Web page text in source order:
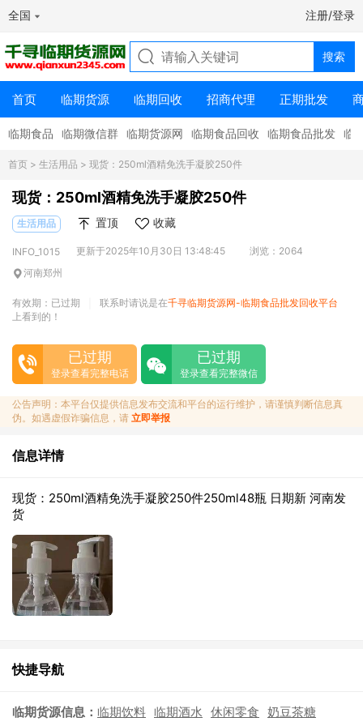
全国 注册/登录
首页 临期货源 临期回收 招商代理 正期批发
临期食品 临期微信群 临期货源网 临期食品回收 临期食品批发 临
首页 > 生活用品 > 现货：250ml酒精免洗手凝胶250件
现货：250ml酒精免洗手凝胶250件
生活用品 置顶 收藏
INFO_1015 更新于2025年10月30日 13:48:45
浏览：2064
河南郑州
有效期：已过期 联系时请说是在千寻临期货源网-临期食品批发回收平台
上看到的！
已过期
登录查看完整电话
已过期
登录查看完整微信
公告声明：本平台仅提供信息发布交流和平台的运行维护，请谨慎判断信息真
伪。如遇虚假诈骗信息，请 立即举报
信息详情
现货：250ml酒精免洗手凝胶250件250ml48瓶 日期新 河南发
货
快捷导航
临期货源信息： 临期饮料 临期酒水 休闲零食 奶豆茶糖